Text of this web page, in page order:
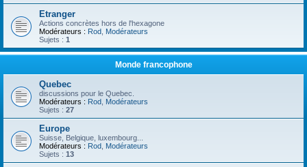
Etranger
Actions concrètes hors de l'hexagone
Modérateurs : Rod Modérateurs
Sujets : 1
Monde francophone
Quebec
discussions pour le Quebec.
Modérateurs : Rod Modérateurs
Sujets : 27
Europe
Suisse, Belgique, luxembourg...
Modérateurs : Rod Modérateurs
Sujets : 13